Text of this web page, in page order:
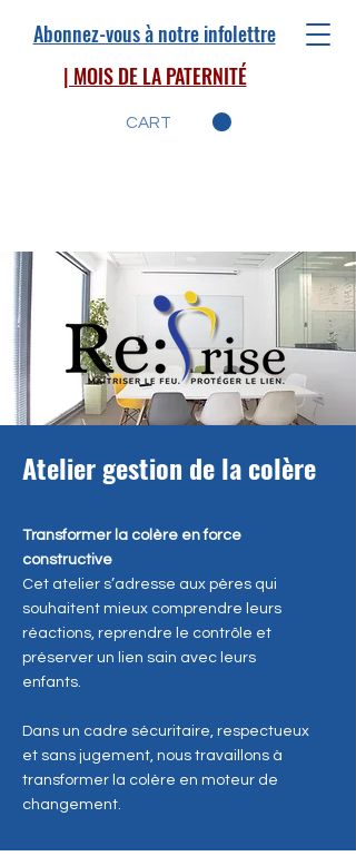
Abonnez-vous à notre infolettre
| MOIS DE LA PATERNITÉ
CART
Atelier gestion de la colère
Transformer la colère en force
constructive
Cet atelier s’adresse aux pères qui
souhaitent mieux comprendre leurs
réactions, reprendre le contrôle et
préserver un lien sain avec leurs
enfants.
Dans un cadre sécuritaire, respectueux
et sans jugement, nous travaillons à
transformer la colère en moteur de
changement.